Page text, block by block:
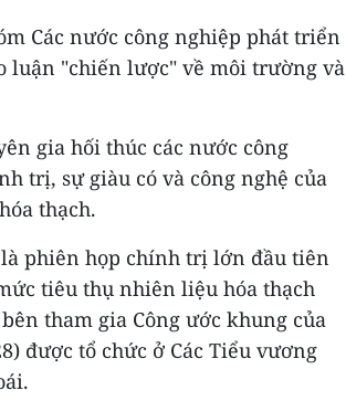
Các nước công nghiệp phát triển
luận "chiến lược" về môi trường và
gia hối thúc các nước công
trị, sự giàu có và công nghệ của
thạch.
phiên họp chính trị lớn đầu tiên
tiêu thụ nhiên liệu hóa thạch
tham gia Công ước khung của
được tổ chức ở Các Tiểu vương